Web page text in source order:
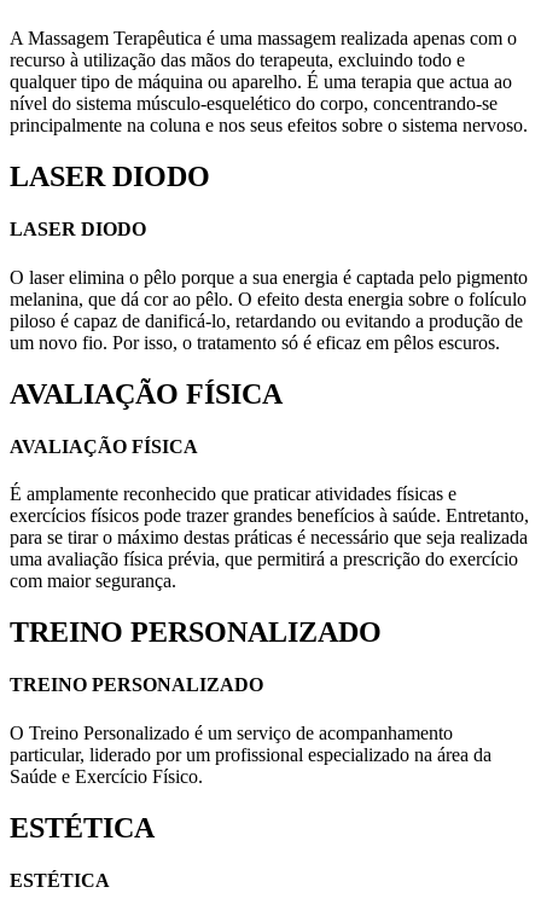
A Massagem Terapêutica é uma massagem realizada apenas com o
recurso à utilização das mãos do terapeuta, excluindo todo e
qualquer tipo de máquina ou aparelho. É uma terapia que actua ao
nível do sistema músculo-esquelético do corpo, concentrando-se
principalmente na coluna e nos seus efeitos sobre o sistema nervoso.
LASER DIODO
LASER DIODO
O laser elimina o pêlo porque a sua energia é captada pelo pigmento
melanina, que dá cor ao pêlo. O efeito desta energia sobre o folículo
piloso é capaz de danificá-lo, retardando ou evitando a produção de
um novo fio. Por isso, o tratamento só é eficaz em pêlos escuros.
AVALIAÇÃO FÍSICA
AVALIAÇÃO FÍSICA
É amplamente reconhecido que praticar atividades físicas e
exercícios físicos pode trazer grandes benefícios à saúde. Entretanto,
para se tirar o máximo destas práticas é necessário que seja realizada
uma avaliação física prévia, que permitirá a prescrição do exercício
com maior segurança.
TREINO PERSONALIZADO
TREINO PERSONALIZADO
O Treino Personalizado é um serviço de acompanhamento
particular, liderado por um profissional especializado na área da
Saúde e Exercício Físico.
ESTÉTICA
ESTÉTICA